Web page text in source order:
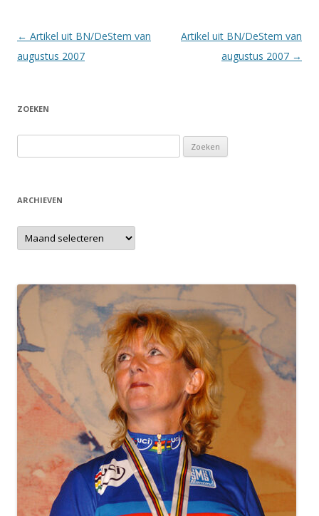
Berichtnavigatie
← Artikel uit BN/DeStem van
augustus 2007
Artikel uit BN/DeStem van
augustus 2007 →
ZOEKEN
naar:
ARCHIEVEN
Archieven